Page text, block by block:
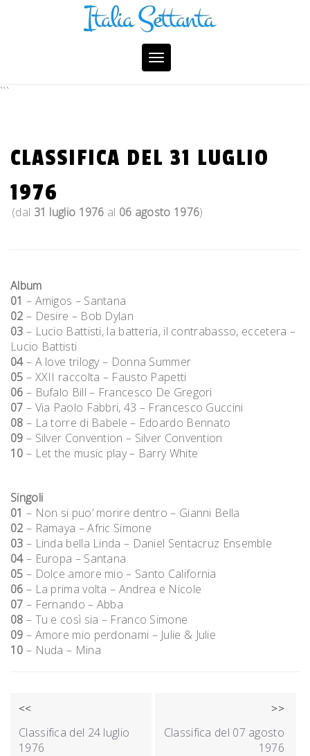
Toggle
navigation
```
CLASSIFICA DEL 31 LUGLIO
1976
(dal 31 luglio 1976 al 06 agosto 1976)
Album
01 – Amigos – Santana
02 – Desire – Bob Dylan
03 – Lucio Battisti, la batteria, il contrabasso, eccetera –
Lucio Battisti
04– A love trilogy – Donna Summer
05 – XXII raccolta – Fausto Papetti
06 – Bufalo Bill – Francesco De Gregori
07 – Via Paolo Fabbri, 43 – Francesco Guccini
08 – La torre di Babele – Edoardo Bennato
09 – Silver Convention – Silver Convention
10 – Let the music play – Barry White
Singoli
01 – Non si puo’ morire dentro – Gianni Bella
02 – Ramaya – Afric Simone
03 – Linda bella Linda – Daniel Sentacruz Ensemble
04– Europa – Santana
05 – Dolce amore mio – Santo California
06 – La prima volta – Andrea e Nicole
07 – Fernando – Abba
08 – Tu e così sia – Franco Simone
09 – Amore mio perdonami – Julie & Julie
10 – Nuda – Mina
NAVIGAZIONE
ARTICOLI
<<
Classifica del 24 luglio
1976
>>
Classifica del 07 agosto
1976